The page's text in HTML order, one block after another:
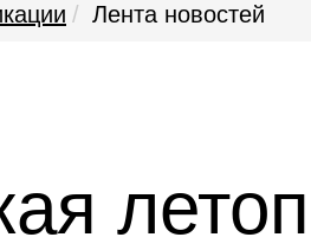
Лента новостей